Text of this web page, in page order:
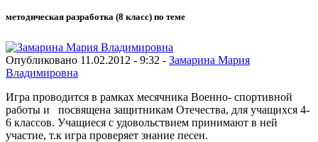
методическая разработка (8 класс) по теме
Опубликовано 11.02.2012 - 9:32 - Замарина Мария
Владимировна
Игра проводится в рамках месячника Военно- спортивной
работы и посвящена защитникам Отечества, для учащихся 4-
6 классов. Учащиеся с удовольствием принимают в ней
участие, т.к игра проверяет знание песен.